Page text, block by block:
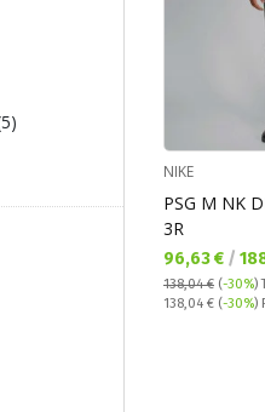
NIKE
PSG M NK
3R
Текуща
96,63 € /
138,04 € (-30%)
Regular price:
138,04 € (-30%)